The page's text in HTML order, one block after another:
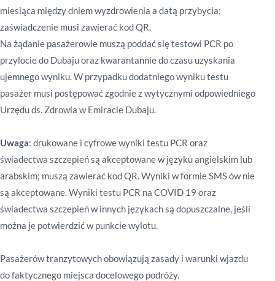
miesiąca między dniem wyzdrowienia a datą przybycia;
zaświadczenie musi zawierać kod QR.
Na żądanie pasażerowie muszą poddać się testowi PCR po
przylocie do Dubaju oraz kwarantannie do czasu uzyskania
ujemnego wyniku. W przypadku dodatniego wyniku testu
pasażer musi postępować zgodnie z wytycznymi odpowiedniego
Urzędu ds. Zdrowia w Emiracie Dubaju.
Uwaga: drukowane i cyfrowe wyniki testu PCR oraz
świadectwa szczepień są akceptowane w języku angielskim lub
arabskim; muszą zawierać kod QR. Wyniki w formie SMS ów nie
są akceptowane. Wyniki testu PCR na COVID 19 oraz
świadectwa szczepień w innych językach są dopuszczalne, jeśli
można je potwierdzić w punkcie wylotu.
Pasażerów tranzytowych obowiązują zasady i warunki wjazdu
do faktycznego miejsca docelowego podróży.